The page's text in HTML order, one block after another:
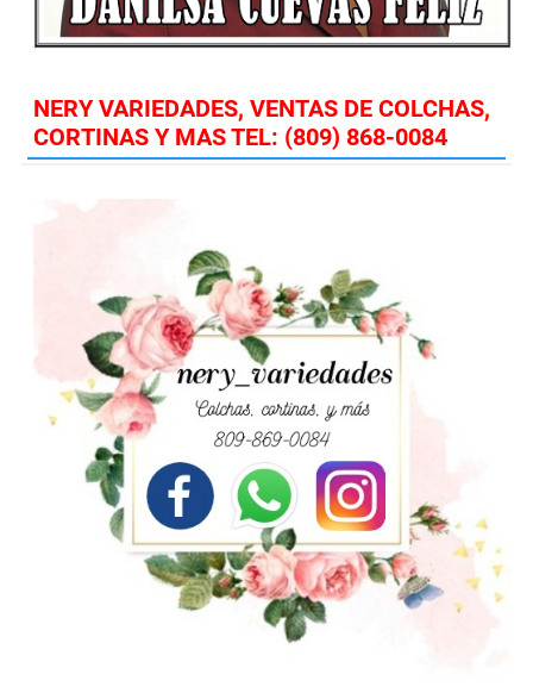
NERY VARIEDADES, VENTAS DE COLCHAS,
CORTINAS Y MAS TEL: (809) 868-0084